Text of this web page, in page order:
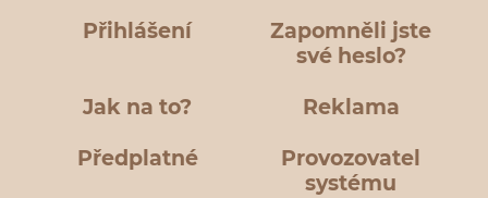
Přihlášení
Zapomněli jste
své heslo?
Jak na to? Reklama
Předplatné
Provozovatel
systému